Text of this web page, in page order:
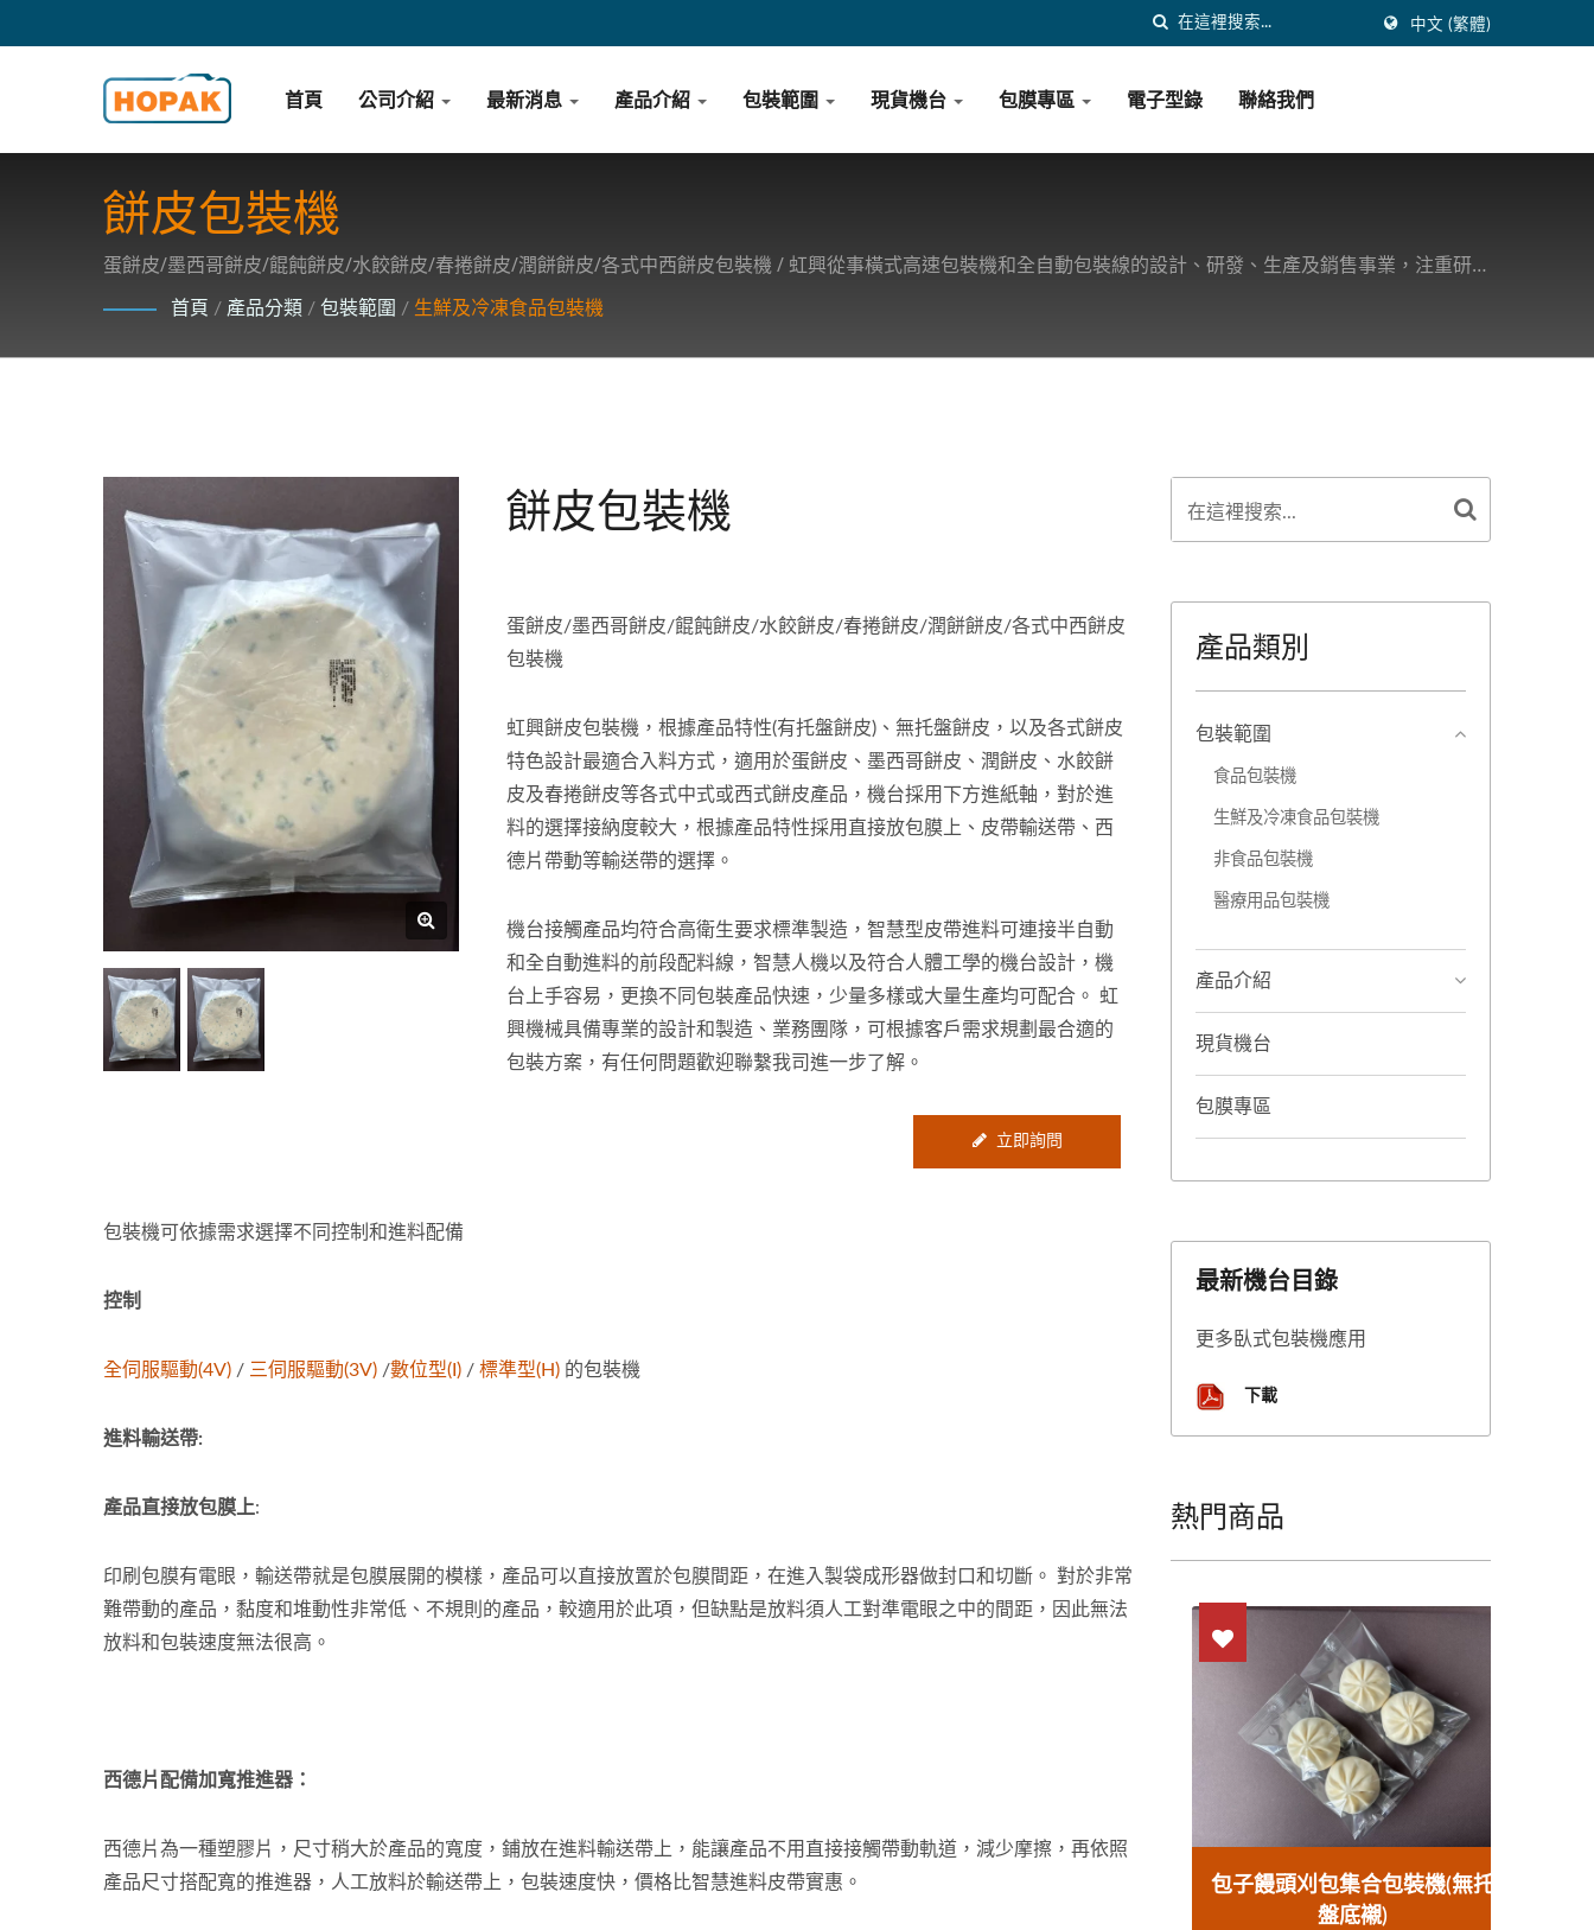
中文 (繁體)
首頁 公司介紹 最新消息 產品介紹 包裝範圍 現貨機台 包膜專區 電子型錄 聯絡我們
餅皮包裝機
蛋餅皮/墨西哥餅皮/餛飩餅皮/水餃餅皮/春捲餅皮/潤餅餅皮/各式中西餅皮包裝機 / 虹興從事橫式高速包裝機和全自動包裝線的設計、研發、生產及銷售事業，注重研發
高科技包裝機器。
首頁 / 產品分類 / 包裝範圍 / 生鮮及冷凍食品包裝機
餅皮包裝機
蛋餅皮/墨西哥餅皮/餛飩餅皮/水餃餅皮/春捲餅皮/潤餅餅皮/各式中西餅皮
包裝機
虹興餅皮包裝機，根據產品特性(有托盤餅皮)、無托盤餅皮，以及各式餅皮
特色設計最適合入料方式，適用於蛋餅皮、墨西哥餅皮、潤餅皮、水餃餅
皮及春捲餅皮等各式中式或西式餅皮產品，機台採用下方進紙軸，對於進
料的選擇接納度較大，根據產品特性採用直接放包膜上、皮帶輸送帶、西
德片帶動等輸送帶的選擇。
機台接觸產品均符合高衛生要求標準製造，智慧型皮帶進料可連接半自動
和全自動進料的前段配料線，智慧人機以及符合人體工學的機台設計，機
台上手容易，更換不同包裝產品快速，少量多樣或大量生產均可配合。 虹
興機械具備專業的設計和製造、業務團隊，可根據客戶需求規劃最合適的
包裝方案，有任何問題歡迎聯繫我司進一步了解。
立即詢問
包裝機可依據需求選擇不同控制和進料配備
控制
全伺服驅動(4V) / 三伺服驅動(3V) /數位型(I) / 標準型(H) 的包裝機
進料輸送帶:
產品直接放包膜上:
印刷包膜有電眼，輸送帶就是包膜展開的模樣，產品可以直接放置於包膜間距，在進入製袋成形器做封口和切斷。 對於非常
難帶動的產品，黏度和堆動性非常低、不規則的產品，較適用於此項，但缺點是放料須人工對準電眼之中的間距，因此無法
放料和包裝速度無法很高。
西德片配備加寬推進器：
西德片為一種塑膠片，尺寸稍大於產品的寬度，鋪放在進料輸送帶上，能讓產品不用直接接觸帶動軌道，減少摩擦，再依照
產品尺寸搭配寬的推進器，人工放料於輸送帶上，包裝速度快，價格比智慧進料皮帶實惠。
產品類別
包裝範圍
食品包裝機
生鮮及冷凍食品包裝機
非食品包裝機
醫療用品包裝機
產品介紹
現貨機台
包膜專區
最新機台目錄
更多臥式包裝機應用
下載
熱門商品
熱熔膠條全自動計數下料包裝
包子饅頭刈包集合包裝機(無托
熱熔膠條全自動計數下料包裝
包子饅頭刈包集合包裝機(無托
盤底襯)